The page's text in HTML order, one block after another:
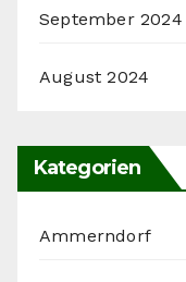
September 2024
August 2024
Kategorien
Ammerndorf